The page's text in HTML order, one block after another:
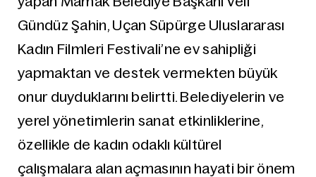
Gündüz Şahin, Uçan Süpürge Uluslararası
Kadın Filmleri Festivali’ne ev sahipliği
yapmaktan ve destek vermekten büyük
onur duyduklarını belirtti. Belediyelerin ve
yerel yönetimlerin sanat etkinliklerine,
özellikle de kadın odaklı kültürel
çalışmalara alan açmasının hayati bir önem